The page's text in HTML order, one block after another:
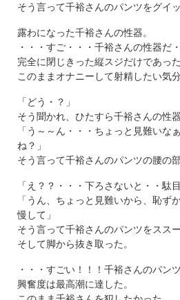
そう言って千裕さんのパンツをグイ
露わになった千裕さんの性器。
・・・すご・・・千裕さんの性器だ
完全に閉じきった縦スジだけであっ
このままオナニーして射精したい気分
「どう・？」
そう聞かれ、ひたすら千裕さんの性
「う～～ん・・・ちょっと見難いな
ね？」
そう言って千裕さんのパンツの腰の
「え？？・・・下ろさないと・・駄
「うん、ちょっと見難いから、恥ず
慢して」
そう言って千裕さんのパンツをスス
そして脚から抜き取った。
・・・すごい！！！千裕さんのパン
興奮度は最高潮に達した。